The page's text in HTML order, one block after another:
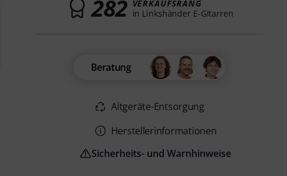
282 VERKAUFSRANG
in Linkshänder E-Gitarren
Beratung
Altgeräte-Entsorgung
Herstellerinformationen
Sicherheits- und Warnhinweise